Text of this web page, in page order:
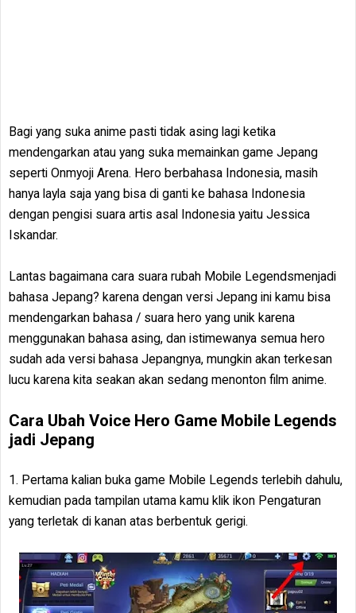
Bagi yang suka anime pasti tidak asing lagi ketika
mendengarkan atau yang suka memainkan game Jepang
seperti Onmyoji Arena. Hero berbahasa Indonesia, masih
hanya layla saja yang bisa di ganti ke bahasa Indonesia
dengan pengisi suara artis asal Indonesia yaitu Jessica
Iskandar.
Lantas bagaimana cara suara rubah Mobile Legendsmenjadi
bahasa Jepang? karena dengan versi Jepang ini kamu bisa
mendengarkan bahasa / suara hero yang unik karena
menggunakan bahasa asing, dan istimewanya semua hero
sudah ada versi bahasa Jepangnya, mungkin akan terkesan
lucu karena kita seakan akan sedang menonton film anime.
Cara Ubah Voice Hero Game Mobile Legends
jadi Jepang
1. Pertama kalian buka game Mobile Legends terlebih dahulu,
kemudian pada tampilan utama kamu klik ikon Pengaturan
yang terletak di kanan atas berbentuk gerigi.